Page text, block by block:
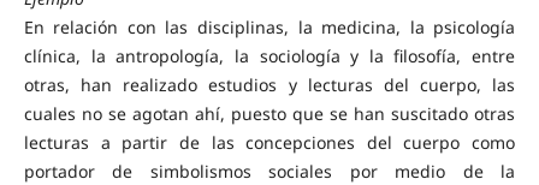
En relación con las disciplinas, la medicina, la psicología
clínica, la antropología, la sociología y la filosofía, entre
otras, han realizado estudios y lecturas del cuerpo, las
cuales no se agotan ahí, puesto que se han suscitado otras
lecturas a partir de las concepciones del cuerpo como
portador de simbolismos sociales por medio de la